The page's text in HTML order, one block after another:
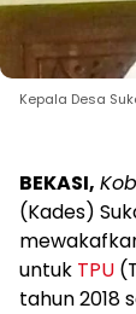
Kepala Desa
BEKASI,
(Kades)
untuk TPU
tahun 2018